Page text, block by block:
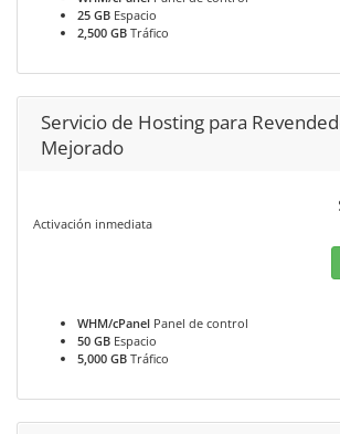
25 GB Espacio
2,500 GB Tráfico
Servicio de Hosting para
Mejorado
Activación inmediata
WHM/cPanel Panel de control
50 GB Espacio
5,000 GB Tráfico